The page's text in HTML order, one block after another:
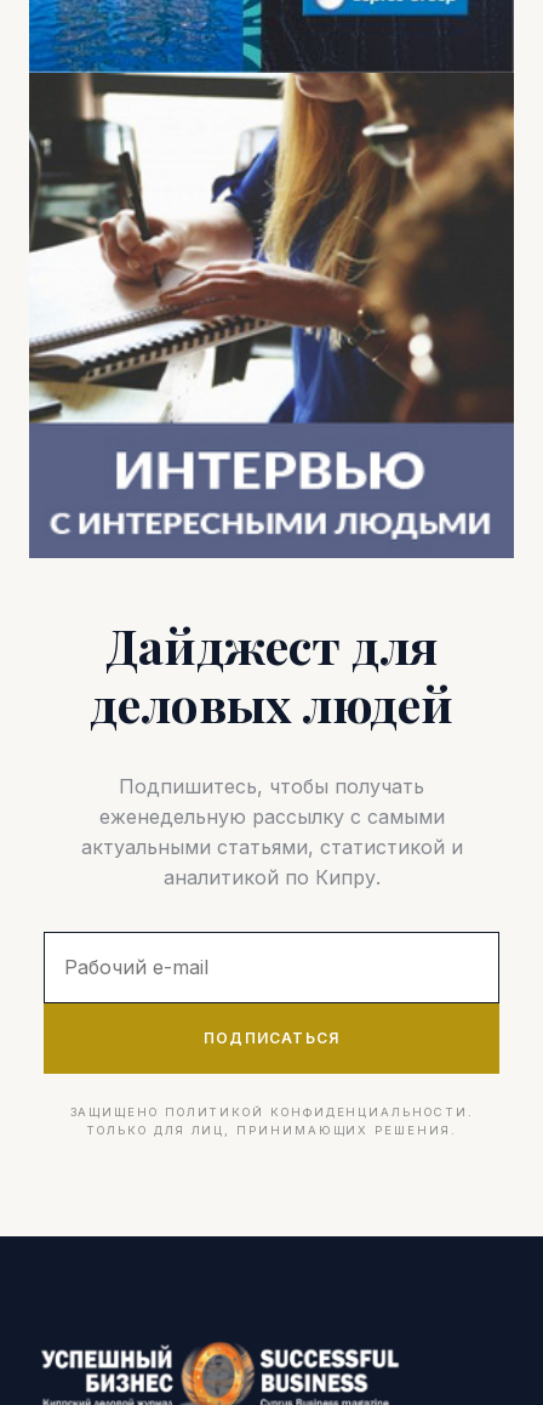
Дайджест для
деловых людей
Подпишитесь, чтобы получать
еженедельную рассылку с самыми
актуальными статьями, статистикой и
аналитикой по Кипру.
ПОДПИСАТЬСЯ
ЗАЩИЩЕНО ПОЛИТИКОЙ КОНФИДЕНЦИАЛЬНОСТИ.
ТОЛЬКО ДЛЯ ЛИЦ, ПРИНИМАЮЩИХ РЕШЕНИЯ.